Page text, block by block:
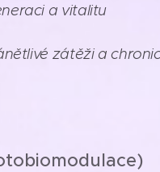
a vitalitu
zátěži a